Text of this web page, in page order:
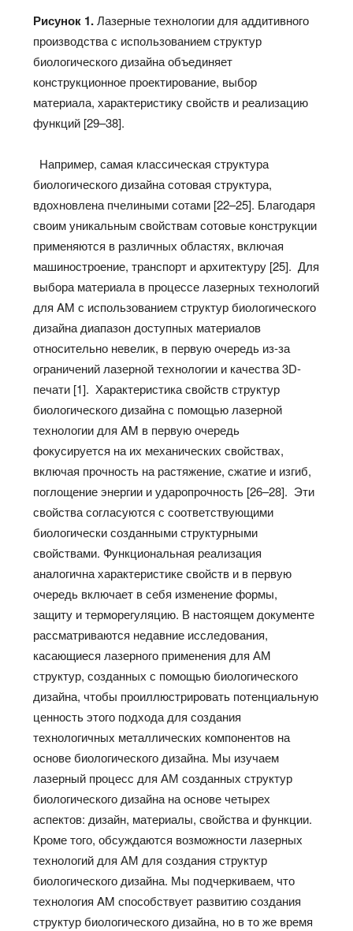
Рисунок 1.Лазерные технологии для аддитивного
производства с использованием структур
биологического дизайна объединяет
конструкционное проектирование, выбор
материала, характеристику свойств и реализацию
функций [29–38].
Например, самая классическая структура
биологического дизайна сотовая структура,
вдохновлена пчелиными сотами [22–25]. Благодаря
своим уникальным свойствам сотовые конструкции
применяются в различных областях, включая
машиностроение, транспорт и архитектуру [25]. Для
выбора материала в процессе лазерных технологий
для AM с использованием структур биологического
дизайна диапазон доступных материалов
относительно невелик, в первую очередь из-за
ограничений лазерной технологии и качества 3D-
печати [1]. Характеристика свойств структур
биологического дизайна с помощью лазерной
технологии для AM в первую очередь
фокусируется на их механических свойствах,
включая прочность на растяжение, сжатие и изгиб,
поглощение энергии и ударопрочность [26–28]. Эти
свойства согласуются с соответствующими
биологически созданными структурными
свойствами. Функциональная реализация
аналогична характеристике свойств и в первую
очередь включает в себя изменение формы,
защиту и терморегуляцию. В настоящем документе
рассматриваются недавние исследования,
касающиеся лазерного применения для АМ
структур, созданных с помощью биологического
дизайна, чтобы проиллюстрировать потенциальную
ценность этого подхода для создания
технологичных металлических компонентов на
основе биологического дизайна. Мы изучаем
лазерный процесс для АМ созданных структур
биологического дизайна на основе четырех
аспектов: дизайн, материалы, свойства и функции.
Кроме того, обсуждаются возможности лазерных
технологий для АМ для создания структур
биологического дизайна. Мы подчеркиваем, что
технология AM способствует развитию создания
структур биологического дизайна, но в то же время